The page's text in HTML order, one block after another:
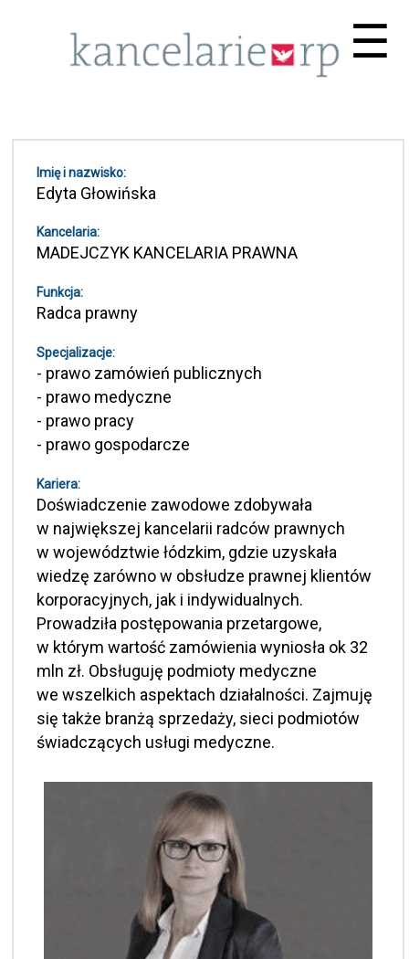
☰
Imię i nazwisko:
Edyta Głowińska
Kancelaria:
MADEJCZYK KANCELARIA PRAWNA
Funkcja:
Radca prawny
Specjalizacje:
- prawo zamówień publicznych
- prawo medyczne
- prawo pracy
- prawo gospodarcze
Kariera:
Doświadczenie zawodowe zdobywała
w największej kancelarii radców prawnych
w województwie łódzkim, gdzie uzyskała
wiedzę zarówno w obsłudze prawnej klientów
korporacyjnych, jak i indywidualnych.
Prowadziła postępowania przetargowe,
w którym wartość zamówienia wyniosła ok 32
mln zł. Obsługuję podmioty medyczne
we wszelkich aspektach działalności. Zajmuję
się także branżą sprzedaży, sieci podmiotów
świadczących usługi medyczne.